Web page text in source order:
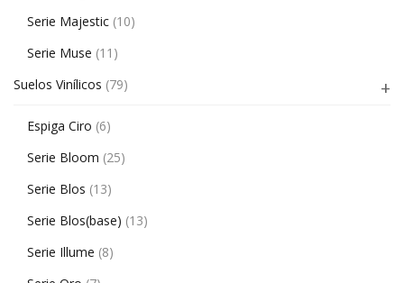
Serie Majestic (10)
Serie Muse (11)
Suelos Vinílicos (79)
Espiga Ciro (6)
Serie Bloom (25)
Serie Blos (13)
Serie Blos(base) (13)
Serie Illume (8)